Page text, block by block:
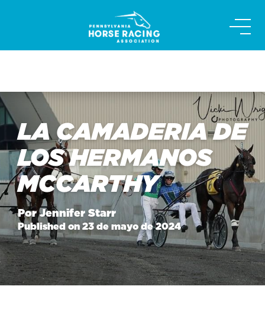
LA CAMADERIA DE
LOS HERMANOS
MCCARTHY
Por Jennifer Starr
Published on 23 de mayo de 2024